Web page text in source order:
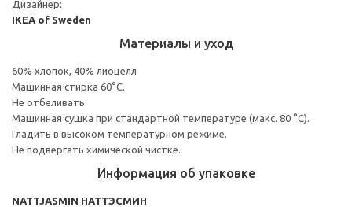
Дизайнер:
IKEA of Sweden
Материалы и уход
60% хлопок, 40% лиоцелл
Машинная стирка 60°С.
Не отбеливать.
Машинная сушка при стандартной температуре (макс. 80 °C).
Гладить в высоком температурном режиме.
Не подвергать химической чистке.
Информация об упаковке
NATTJASMIN НАТТЭСМИН